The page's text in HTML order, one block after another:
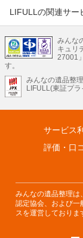
LIFULLの関連サー
不動産・住宅
引越
不動産クラウドフ
LIFULL HOME'Sの
不動産・住宅
不動産査定 マンシ
不動産アーカイブ
不動産用語集 住ま
アプリ
みんな
キュリ
27001
す。
みんなの遺品整
LIFULL(東証プラ
サービス
評価・口
みんなの遺品整理は
認定協会、および一
スを運営しておりま